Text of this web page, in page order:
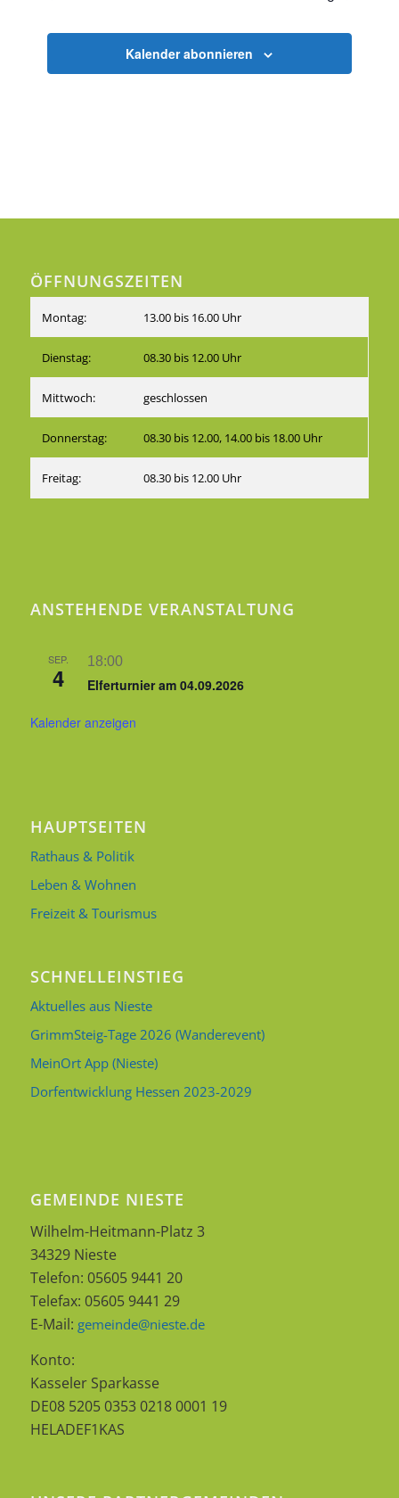
Kalender abonnieren
ÖFFNUNGSZEITEN
Montag: 13.00 bis 16.00 Uhr
Dienstag: 08.30 bis 12.00 Uhr
Mittwoch: geschlossen
Donnerstag: 08.30 bis 12.00, 14.00 bis 18.00 Uhr
Freitag: 08.30 bis 12.00 Uhr
ANSTEHENDE VERANSTALTUNG
SEP.
4
18:00
Elferturnier am 04.09.2026
Kalender anzeigen
HAUPTSEITEN
Rathaus & Politik
Leben & Wohnen
Freizeit & Tourismus
SCHNELLEINSTIEG
Aktuelles aus Nieste
GrimmSteig-Tage 2026 (Wanderevent)
MeinOrt App (Nieste)
Dorfentwicklung Hessen 2023-2029
GEMEINDE NIESTE
Wilhelm-Heitmann-Platz 3
34329 Nieste
Telefon: 05605 9441 20
Telefax: 05605 9441 29
E-Mail: gemeinde@nieste.de
Konto:
Kasseler Sparkasse
DE08 5205 0353 0218 0001 19
HELADEF1KAS